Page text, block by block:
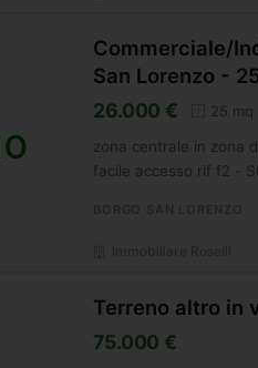
Commerciale/
San Lorenzo -
26.000 € 25 mq
zona centrale in zona
facile accesso rif f2 -
Terreno altro in
75.000 €